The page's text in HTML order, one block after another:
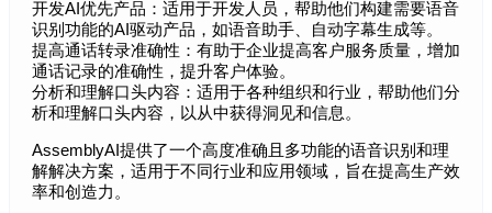
开发AI优先产品：适用于开发人员，帮助他们构建需要语音
识别功能的AI驱动产品，如语音助手、自动字幕生成等。
提高通话转录准确性：有助于企业提高客户服务质量，增加
通话记录的准确性，提升客户体验。
分析和理解口头内容：适用于各种组织和行业，帮助他们分
析和理解口头内容，以从中获得洞见和信息。
AssemblyAI提供了一个高度准确且多功能的语音识别和理
解解决方案，适用于不同行业和应用领域，旨在提高生产效
率和创造力。